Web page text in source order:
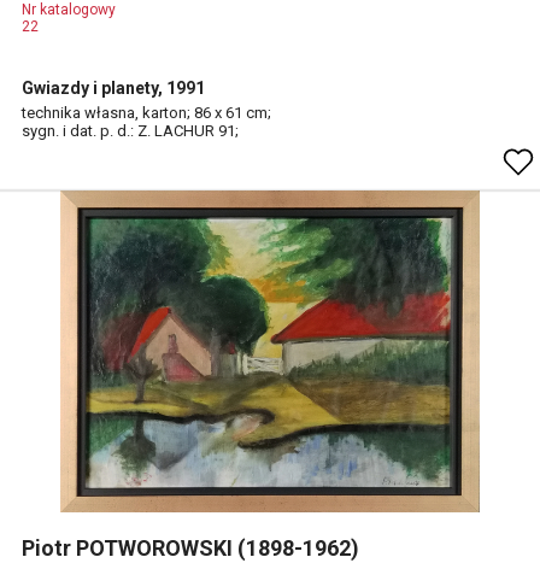
Nr katalogowy
22
Gwiazdy i planety, 1991
technika własna, karton; 86 x 61 cm;
sygn. i dat. p. d.: Z. LACHUR 91;
Piotr POTWOROWSKI (1898-1962)